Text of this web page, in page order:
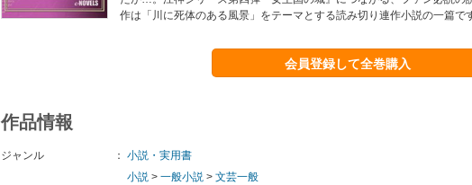
作は「川に死体のある風景」をテーマとする読み切り連作小説の一篇で
会員登録して全巻購入
作品情報
ジャンル ： 小説・実用書
小説 > 一般小説 > 文芸一般